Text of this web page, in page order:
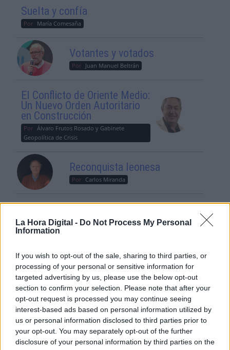
La Hora Digital - Do Not Process My Personal
Information
If you wish to opt-out of the sale, sharing to third parties, or
processing of your personal or sensitive information for
targeted advertising by us, please use the below opt-out
section to confirm your selection. Please note that after your
opt-out request is processed you may continue seeing
interest-based ads based on personal information utilized by
us or personal information disclosed to third parties prior to
your opt-out. You may separately opt-out of the further
disclosure of your personal information by third parties on the
Suelta y confía
Por María Comesaña
Votantes y votados
Por Juan Manuel Beltrán
El Conflicto de Oriente Medio:
Un Nuevo Orden Autoritario
en Construcción
Por Álvaro Frutos Rosado y Gabinete
Geopolítica de Crisis
Reconquista leonesa
Por Carlos Miranda
mi pesadilla
Por María Pérez Herrero
NOTICIAS MAS VISTAS
LABERINTO ESPAÑOL | LABERINTO ESPAÑOL